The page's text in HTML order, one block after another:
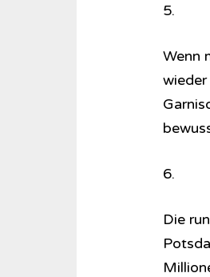
5.
Wenn
6.
Die